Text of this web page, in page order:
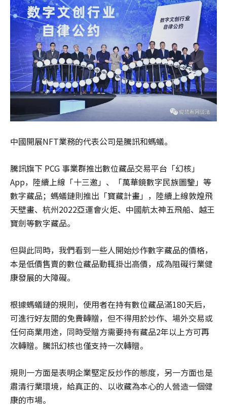
中國開展NFT業務的代表公司是騰訊和螞蟻。
騰訊旗下 PCG 事業群推出數位藏品交易平台「幻核」
App，陸續上線「十三邀」、「萬華鏡數字民族圖鑒」等
數字藏品；螞蟻鏈則推出「寶藏計畫」，陸續上線敦煌飛
天壁畫、杭州2022亞運會火炬、中國航太神五飛船、越王
寶劍等數字藏品。
但與此同時，我們看到一些人開始炒作數字藏品的價格，
本是低價售賣的數位藏品動輒掛出高價，成為阻礙行業健
康發展的大障礙。
根據螞蟻鏈的規則，使用者在持有數位藏品滿180天后，
可進行好友間的免費轉贈，但不得用於炒作、場外交易或
任何商業用途，同時受贈方需要持有藏品2年以上方可再
次轉贈。騰訊幻核也僅支持一次轉贈。
規則一方面是表明企業堅定反炒作的態度，另一方面也是
肅清行業環境，給真正的、以收藏為本心的人營造一個健
康的市場。